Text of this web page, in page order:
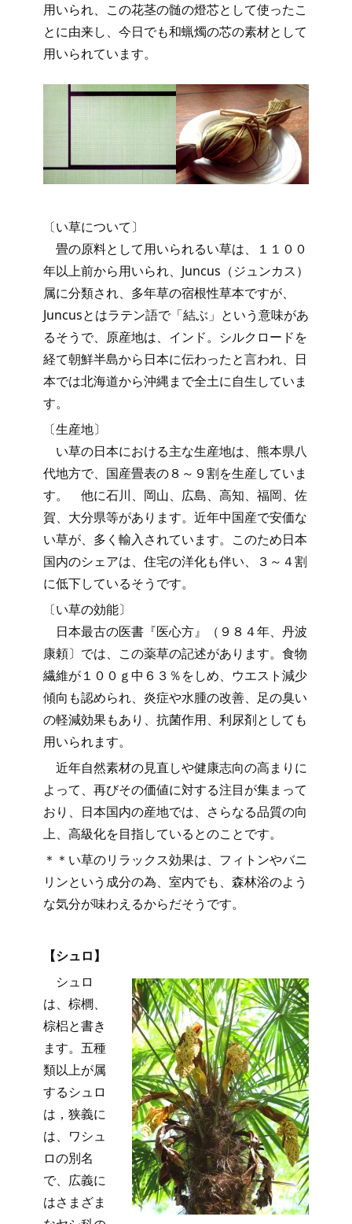
用いられ、この花茎の髄の燈芯として使ったこ
とに由来し、今日でも和蝋燭の芯の素材として
用いられています。
〔い草について〕
畳の原料として用いられるい草は、１１００
年以上前から用いられ、Juncus（ジュンカス）
属に分類され、多年草の宿根性草本ですが、
Juncusとはラテン語で「結ぶ」という意味があ
るそうで、原産地は、インド。シルクロードを
経て朝鮮半島から日本に伝わったと言われ、日
本では北海道から沖縄まで全土に自生していま
す。
〔生産地〕
い草の日本における主な生産地は、熊本県八
代地方で、国産畳表の８～９割を生産していま
す。 他に石川、岡山、広島、高知、福岡、佐
賀、大分県等があります。近年中国産で安価な
い草が、多く輸入されています。このため日本
国内のシェアは、住宅の洋化も伴い、３～４割
に低下しているそうです。
〔い草の効能〕
日本最古の医書『医心方』（９８４年、丹波
康頼〕では、この薬草の記述があります。食物
繊維が１００ｇ中６３％をしめ、ウエスト減少
傾向も認められ、炎症や水腫の改善、足の臭い
の軽減効果もあり、抗菌作用、利尿剤としても
用いられます。
近年自然素材の見直しや健康志向の高まりに
よって、再びその価値に対する注目が集まって
おり、日本国内の産地では、さらなる品質の向
上、高級化を目指しているとのことです。
＊＊い草のリラックス効果は、フィトンやバニ
リンという成分の為、室内でも、森林浴のよう
な気分が味わえるからだそうです。
【シュロ】
シュロ
は、棕櫚、
棕梠と書き
ます。五種
類以上が属
するシュロ
は，狭義に
は、ワシュ
ロの別名
で、広義に
はさまざま